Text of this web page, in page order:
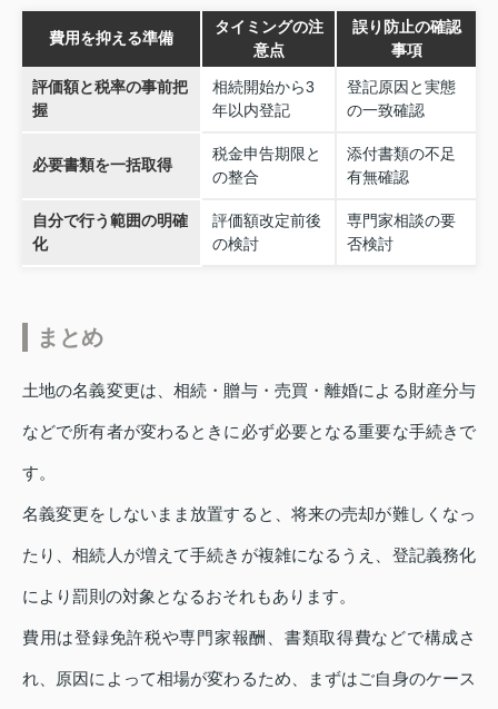
費用を抑える準備
タイミングの注
意点
誤り防止の確認
事項
評価額と税率の事前把
握
相続開始から3
年以内登記
登記原因と実態
の一致確認
必要書類を一括取得
税金申告期限と
の整合
添付書類の不足
有無確認
自分で行う範囲の明確
化
評価額改定前後
の検討
専門家相談の要
否検討
まとめ
土地の名義変更は、相続・贈与・売買・離婚による財産分与
などで所有者が変わるときに必ず必要となる重要な手続きで
す。
名義変更をしないまま放置すると、将来の売却が難しくなっ
たり、相続人が増えて手続きが複雑になるうえ、登記義務化
により罰則の対象となるおそれもあります。
費用は登録免許税や専門家報酬、書類取得費などで構成さ
れ、原因によって相場が変わるため、まずはご自身のケース